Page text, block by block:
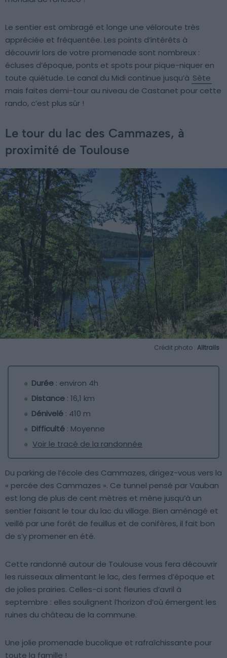
Le sentier est ombragé et longe une véloroute très
appréciée et fréquentée. Les points d’intérêts à
découvrir lors de votre promenade sont nombreux :
écluses d’époque, ponts et spots pour pique-niquer en
toute quiétude. Le canal du Midi continue jusqu’à Sète
mais faites demi-tour au niveau de Castanet pour cette
rando, c’est plus sûr !
Le tour du lac des Cammazes, à
proximité de Toulouse
Crédit photo : Alltrails
Durée : environ 4h
Distance : 16,1 km
Dénivelé : 410 m
Difficulté : Moyenne
Voir le tracé de la randonnée
Du parking de l’école des Cammazes, dirigez-vous vers la
« percée des Cammazes ». Ce tunnel pensé par Vauban
est long de plus de cent mètres et mène jusqu’à un
sentier faisant le tour du lac du village. Bien aménagé et
veillé par une forêt de feuillus et de conifères, il fait bon
de s’y promener en été.
Cette randonné autour de Toulouse vous fera découvrir
les ruisseaux alimentant le lac, des fermes d’époque et
de jolies prairies. Celles-ci sont fleuries d’avril à
septembre : elles soulignent l’horizon d’où émergent les
ruines du château de la commune.
Une jolie promenade bucolique et rafraîchissante pour
toute la famille !